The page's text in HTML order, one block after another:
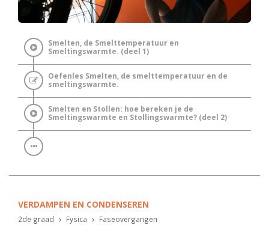
Smelten, de Smelttemperatuur en
Smeltingswarmte. (deel 1)
Oefenles Smelten, de smelttemperatuur en de
smeltingswarmte.
Smelten en Stollen: hoe bereken je de
Smeltingswarmte en Stollingswarmte? (deel 2)
VERDAMPEN EN CONDENSEREN
2de graad Fysica Faseovergangen